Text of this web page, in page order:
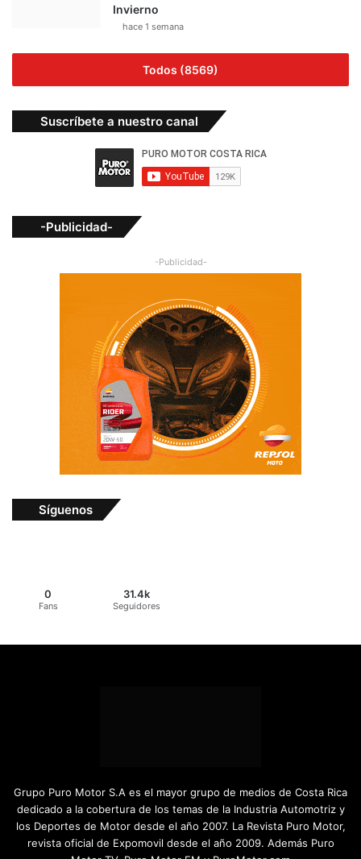
Invierno
hace 1 semana
Todos (8569)
Suscríbete a nuestro canal
-Publicidad-
-Publicidad-
Síguenos
0
Fans
31.4k
Seguidores
Grupo Puro Motor S.A es el mayor grupo de medios de Costa Rica
dedicado a la cobertura de los temas de la Industria Automotriz y
los Deportes de Motor desde el año 2007. La Revista Puro Motor,
revista oficial de Expomovil desde el año 2009. Además Puro